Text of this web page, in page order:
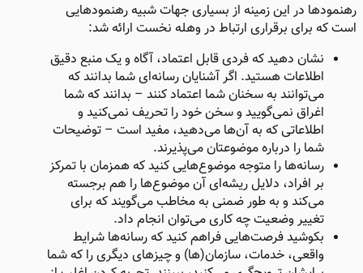
رهنمودها در این زمینه از بسیاری جهات شبیه رهنمودهایی
است که برای برقراری ارتباط در وهله نخست ارائه شد:
نشان دهید که فردی قابل‌ اعتماد، آگاه و یک منبع دقیق
اطلاعات هستید. اگر آشنایان رسانه‌ای شما بدانند که
می‌توانند به سخنان شما اعتماد کنند – بدانند که شما
اغراق نمی‌گویید و سخن خود را تحریف نمی‌کنید و
اطلاعاتی که به آن‌ها می‌دهید، مفید است – توضیحات
شما را درباره موضوعتان می‌پذیرند.
رسانه‌ها را متوجه موضوع‌هایی کنید که همزمان با تمرکز
بر افراد، دلایل ریشه‌ای آن موضوع‌ها را هم برجسته
می‌کند و به طور ضمنی به مخاطب می‌گویند که برای
تغییر وضعیت چه کاری می‌توان انجام داد.
بکوشید فرصت‌هایی فراهم کنید که رسانه‌ها شرایط
واقعی، خدمات، سازمان(ها) و چیزهای دیگری را که شما